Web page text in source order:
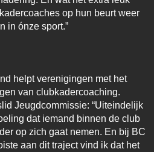
op hun beurt weer
in ónze sport.”
helpt verenigingen met het
van clubkadercoaching.
Jeugdcommissie: “Uiteindelijk
dat iemand binnen de club
op zich gaat nemen. En bij BC
aan dit traject vind ik dat het